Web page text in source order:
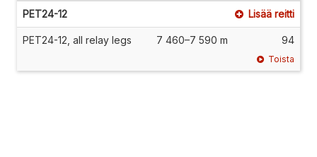
PET24-12 Lisää reitti
PET24-12, all relay legs 7 460–7 590 m 94
Toista